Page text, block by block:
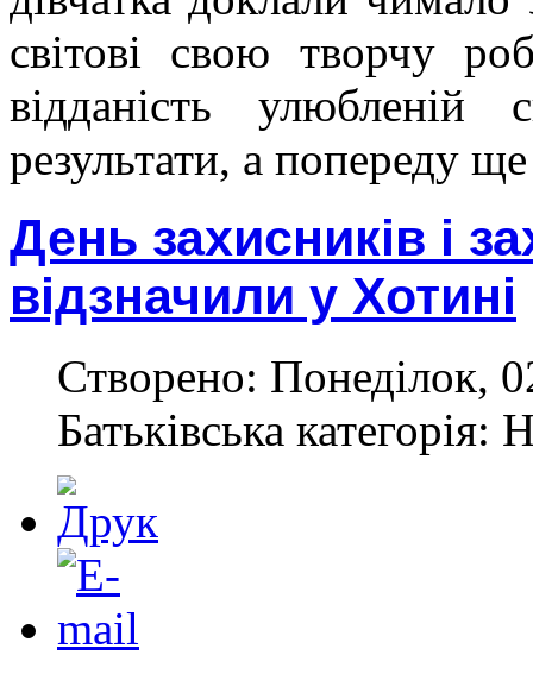
світові свою творчу
відданість
результати, а попереду
День захисників і
відзначили у Хотині
Створено: Понеділок,
Батьківська категорія: